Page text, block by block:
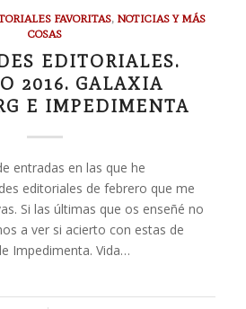
FAVORITAS, NOTICIAS Y MÁS
COSAS
EDITORIALES.
2016. GALAXIA
E IMPEDIMENTA
entradas en las que he
editoriales de febrero que me
Si las últimas que os enseñé no
a ver si acierto con estas de
Impedimenta. Vida…